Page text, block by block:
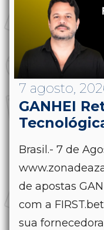
7 agosto,
GANHEI
Brasil.- 7 de
de apostas
com a
sua